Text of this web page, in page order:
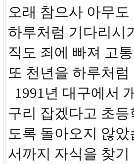
오래 참으사 아무
하루처럼 기다리시
직도 죄에 빠져 고
또 천년을 하루처
1991년 대구에서
구리 잡겠다고 초
도록 돌아오지 않
서까지 자식을 찾